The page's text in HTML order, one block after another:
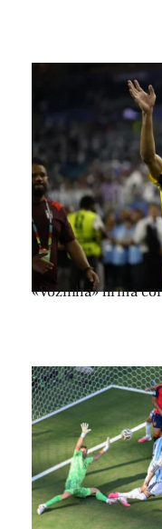
«Vozinha» firma